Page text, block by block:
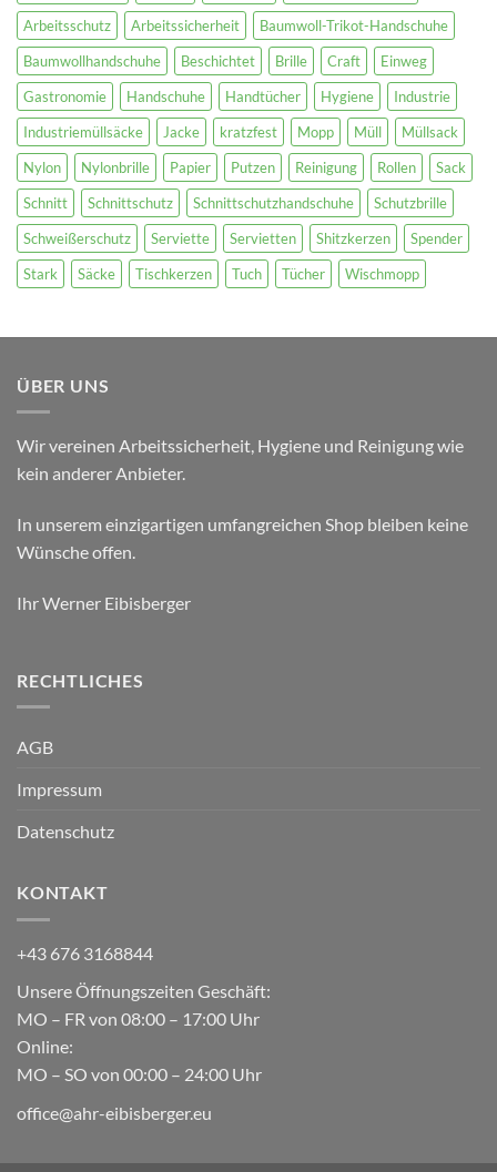
Arbeitsschutz
Arbeitssicherheit
Baumwoll-Trikot-Handschuhe
Baumwollhandschuhe
Beschichtet Brille Craft
Einweg
Gastronomie
Handschuhe Handtücher Hygiene
Industrie
Industriemüllsäcke
Jacke kratzfest Mopp Müll
Müllsack
Nylon
Nylonbrille Papier Putzen Reinigung Rollen
Sack
Schnitt
Schnittschutz Schnittschutzhandschuhe
Schutzbrille
Schweißerschutz
Serviette Servietten Shitzkerzen
Spender
Stark
Säcke Tischkerzen Tuch Tücher Wischmopp
ÜBER UNS
Wir vereinen Arbeitssicherheit, Hygiene und Reinigung wie
kein anderer Anbieter.
In unserem einzigartigen umfangreichen Shop bleiben keine
Wünsche offen.
Ihr Werner Eibisberger
RECHTLICHES
AGB
Impressum
Datenschutz
KONTAKT
+43 676 3168844
Unsere Öffnungszeiten Geschäft:
MO – FR von 08:00 – 17:00 Uhr
Online:
MO – SO von 00:00 – 24:00 Uhr
office@ahr-eibisberger.eu